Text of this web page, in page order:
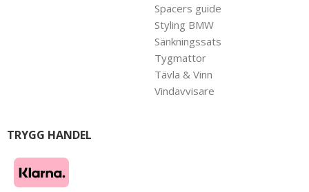
Spacers guide
Styling BMW
Sänkningssats
Tygmattor
Tävla & Vinn
Vindavvisare
TRYGG HANDEL